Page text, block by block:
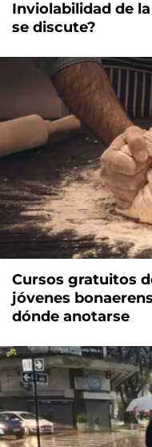
Inviolabilidad de
se discute?
Cursos gratuitos
jóvenes
dónde anotarse